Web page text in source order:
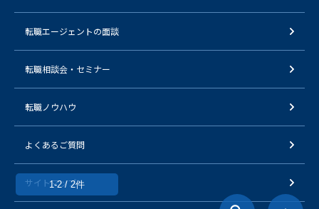
1-2 / 2件
転職エージェントの面談
転職相談会・セミナー
転職ノウハウ
よくあるご質問
サイトマップ